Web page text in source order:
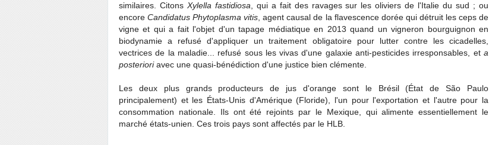
similaires. Citons Xylella fastidiosa , qui a fait des ravages sur les oliviers de l'Italie du sud ; ou
encoreCandidatus Phytoplasma vitis , agent causal de la flavescence dorée qui détruit les ceps de
vigne et qui a fait l'objet d'un tapage médiatique en 2013 quand un vigneron bourguignon en
biodynamie a refusé d'appliquer un traitement obligatoire pour lutter contre les cicadelles,
vectrices de la maladie... refusé sous les vivas d'une galaxie anti-pesticides irresponsables, et a
posterioriavec une quasi-bénédiction d'une justice bien clémente.
Les deux plus grands producteurs de jus d'orange sont le Brésil (État de São Paulo
principalement) et les États-Unis d'Amérique (Floride), l'un pour l'exportation et l'autre pour la
consommation nationale. Ils ont été rejoints par le Mexique, qui alimente essentiellement le
marché états-unien. Ces trois pays sont affectés par le HLB.